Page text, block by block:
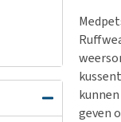
Biologisch
Vegan
Bekijk alles
Puppy apotheek
Vuurwerkangst
Bekijk alles
geven